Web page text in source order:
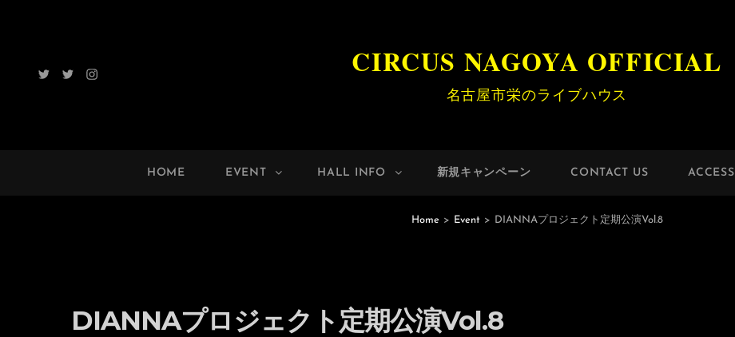
TwitterRadioInstagram CIRCUS NAGOYA OFFICIAL
名古屋市栄のライブハウス
HOME EVENT HALL INFO 新規キャンペーン CONTACT US ACCESS
Home > Event > DIANNAプロジェクト定期公演Vol.8
DIANNAプロジェクト定期公演Vol.8